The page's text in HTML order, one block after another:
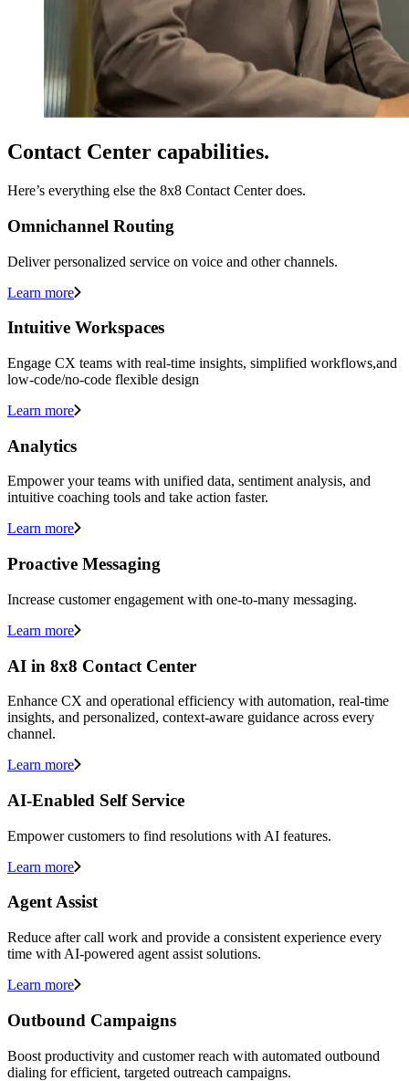
Contact Center capabilities.
Here’s everything else the 8x8 Contact Center does.
Omnichannel Routing
Deliver personalized service on voice and other channels.
Learn more
Intuitive Workspaces
Engage CX teams with real-time insights, simplified workflows,and
low-code/no-code flexible design
Learn more
Analytics
Empower your teams with unified data, sentiment analysis, and
intuitive coaching tools and take action faster.
Learn more
Proactive Messaging
Increase customer engagement with one-to-many messaging.
Learn more
AI in 8x8 Contact Center
Enhance CX and operational efficiency with automation, real-time
insights, and personalized, context-aware guidance across every
channel.
Learn more
AI-Enabled Self Service
Empower customers to find resolutions with AI features.
Learn more
Agent Assist
Reduce after call work and provide a consistent experience every
time with AI-powered agent assist solutions.
Learn more
Outbound Campaigns
Boost productivity and customer reach with automated outbound
dialing for efficient, targeted outreach campaigns.